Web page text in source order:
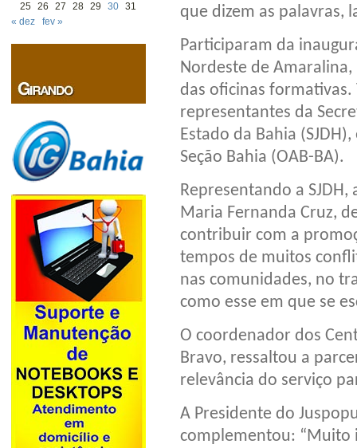
25 26 27 28 29 30 31
« dez
fev »
que dizem as palavras,
Participaram da
Nordeste de
das oficinas
representantes da
Estado da Bahia
Seção Bahia (OAB-BA).
Representando a
Maria Fernanda Cruz,
contribuir com a
tempos de muitos
nas comunidades, no
como esse em que se
O coordenador dos
Bravo, ressaltou a
relevância do serviço
A Presidente do
complementou: “Muito